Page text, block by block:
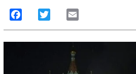
Facebook Twitter